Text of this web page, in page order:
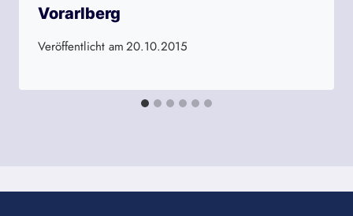
Vorarlberg
Veröffentlicht am20.10.2015